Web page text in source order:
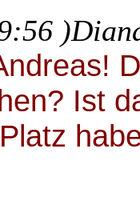
)
Ist